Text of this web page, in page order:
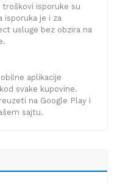
troškovi isporuke su
isporuka je i za
usluge bez obzira na
aplikacije
svake kupovine.
na Google Play i
sajtu.